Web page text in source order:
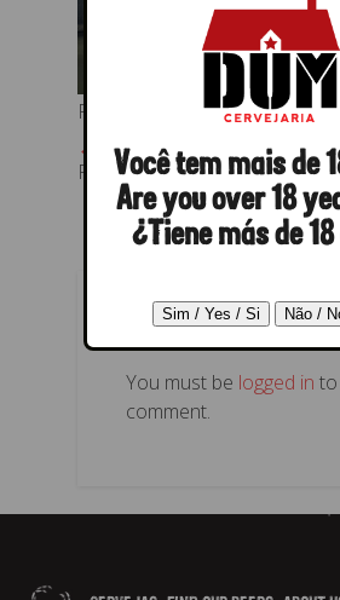
Foto oficial da parceria
← Previous Next →
Foto oficial da parceria
POST A REPLY
You must be logged in
comment.
Você tem mais de
Are you over 18
¿Tiene más de